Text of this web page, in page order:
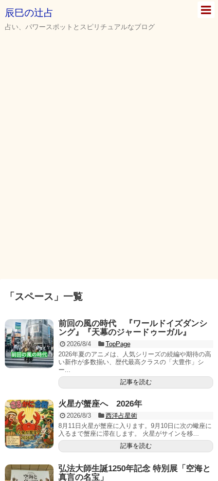
辰巳の辻占
占い、パワースポットとスピリチュアルなブログ
「 スペース 」 一覧
前回の風の時代 『ワールドイズダンシ
ング』『天幕のジャードゥーガル』
2026/8/4
TopPage
2026年夏のアニメは、人気シリーズの続編や期待の高
い新作が多数揃い、歴代最高クラスの「大豊作」シ
ー...
記事を読む
火星が蟹座へ 2026年
2026/8/3
西洋占星術
8月11日火星が蟹座に入ります。9月10日に次の蠍座に
入るまで蟹座に滞在します。 火星がサインを移...
記事を読む
弘法大師生誕1250年記念 特別展「空海と
真言の名宝」